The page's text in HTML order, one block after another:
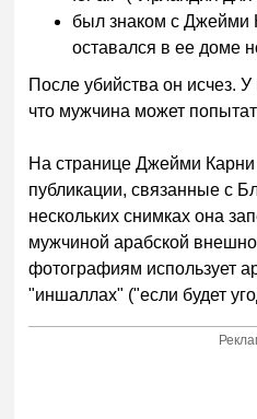
был знаком с Джейми
оставался в ее доме
После убийства он исчез.
что мужчина может
На странице Джейми Карни
публикации, связанные с
нескольких снимках она
мужчиной арабской
фотографиям использует
"иншаллах" ("если будет